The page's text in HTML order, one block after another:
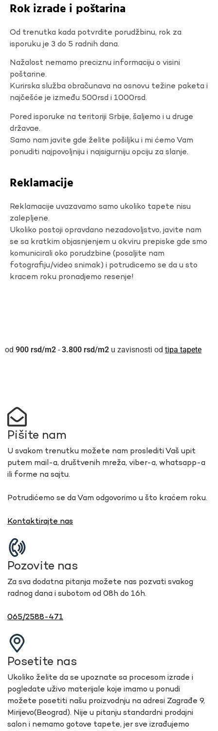
Rok izrade i poštarina
Od trenutka kada potvrdite porudžbinu, rok za
isporuku je 3 do 5 radnih dana.
Nažalost nemamo preciznu informaciju o visini
poštarine.
Kurirska služba obračunava na osnovu težine paketa i
najčešće je između 500rsd i 1000rsd.
Pored isporuke na teritoriji Srbije, šaljemo i u druge
državae.
Samo nam javite gde želite pošiljku i mi ćemo Vam
ponuditi najpovoljniju i najsigurniju opciju za slanje.
Reklamacije
Reklamacije uvazavamo samo ukoliko tapete nisu
zalepljene.
Ukoliko postoji opravdano nezadovoljstvo, javite nam
se sa kratkim objasnjenjem u okviru prepiske gde smo
komunicirali oko porudzbine (posaljite nam
fotografiju/video snimak) i potrudicemo se da u sto
kracem roku pronadjemo resenje!
900 rsd - 3.800 rsd u zavisnosti od tipa tapete
Pišite nam
U svakom trenutku možete nam proslediti Vaš upit
putem mail-a, društvenih mreža, viber-a, whatsapp-a
ili forme na sajtu.
Potrudićemo se da Vam odgovorimo u što kraćem roku.
Kontaktirajte nas
Pozovite nas
Za sva dodatna pitanja možete nas pozvati svakog
radnog dana i subotom od 08h do 16h.
065/2588-471
Posetite nas
Ukoliko želite da se upoznate sa procesom izrade i
pogledate uživo materijale koje imamo u ponudi
možete posetiti našu proizvodnju na adresi Zagrađe 9,
Mirijevo(Beograd). Nije u pitanju standardni prodajni
salon i nemamo gotove tapete, jer sve izrađujemo